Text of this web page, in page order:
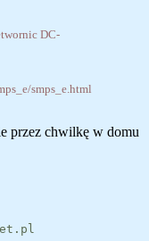
DC-
smps_e.html
przez chwilkę w domu